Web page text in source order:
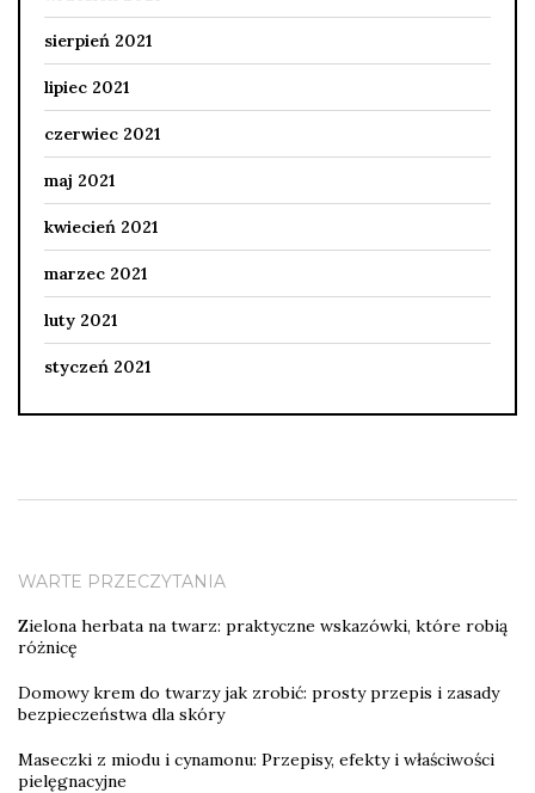
sierpień 2021
lipiec 2021
czerwiec 2021
maj 2021
kwiecień 2021
marzec 2021
luty 2021
styczeń 2021
WARTE PRZECZYTANIA
Zielona herbata na twarz: praktyczne wskazówki, które robią
różnicę
Domowy krem do twarzy jak zrobić: prosty przepis i zasady
bezpieczeństwa dla skóry
Maseczki z miodu i cynamonu: Przepisy, efekty i właściwości
pielęgnacyjne